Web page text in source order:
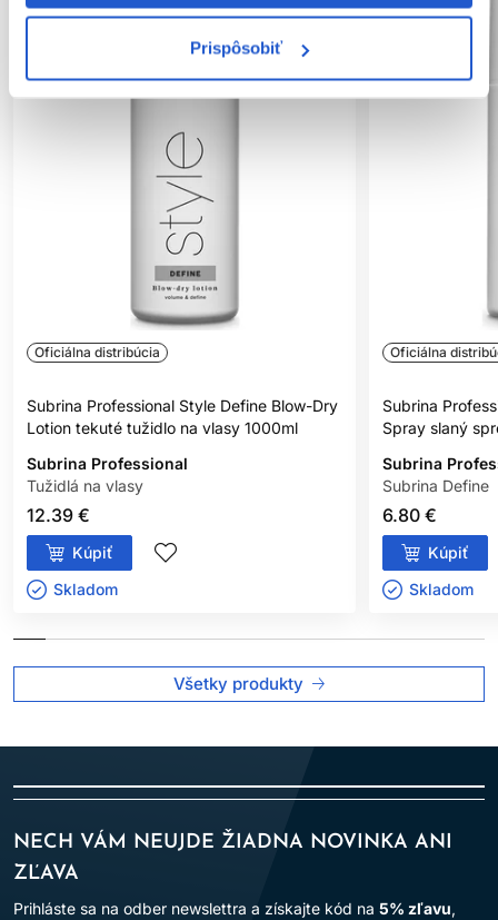
Prispôsobiť
Oficiálna distribúcia
Subrina Professional Style Define Blow-Dry
Lotion tekuté tužidlo na vlasy 1000ml
Subrina Professional
Tužidlá na vlasy
12.39 €
Kúpiť
Skladom ㅤ
Oficiálna
Subrina
Spray slaný
Subrina
Subrina Define
6.80 €
Kúpiť
Skladom ㅤ
Všetky produkty
NECH VÁM NEUJDE ŽIADNA NOVINKA ANI
ZĽAVA
Prihláste sa na odber newslettra a získajte kód na 5% zľavu,